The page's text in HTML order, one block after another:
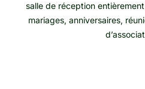
salle de réception
mariages, anniversaires,